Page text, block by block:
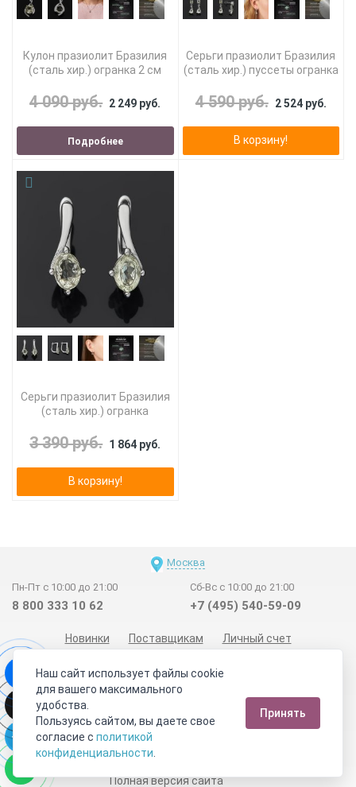
Кулон празиолит Бразилия
(сталь хир.) огранка 2 см
4 090 руб. 2 249 руб.
Подробнее
Серьги празиолит Бразилия
(сталь хир.) пуссеты огранка
4 590 руб. 2 524 руб.
В корзину!
Серьги празиолит Бразилия
(сталь хир.) огранка
3 390 руб. 1 864 руб.
В корзину!
Москва
Пн-Пт с 10:00 до 21:00
8 800 333 10 62
Сб-Вс с 10:00 до 21:00
+7 (495) 540-59-09
Новинки Поставщикам
Личный счет
Отзывы покупателей
Сертификаты
Обратная связь
СОУТ
Max
2011 - 2026
Полная версия сайта
Наш сайт использует файлы cookie
для вашего максимального
удобства.
Пользуясь сайтом, вы даете свое
согласие с политикой
конфиденциальности
Принять